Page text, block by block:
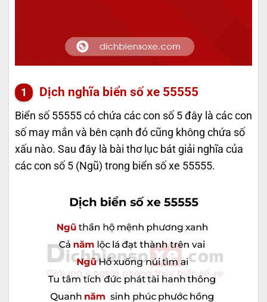
Dịch nghĩa biển số xe 55555
Biển số 55555 có chứa các con số 5 đây là các con
số may mắn và bên cạnh đó cũng không chứa số
xấu nào. Sau đây là bài thơ lục bát giải nghĩa của
các con số 5 (Ngũ) trong biển số xe 55555.